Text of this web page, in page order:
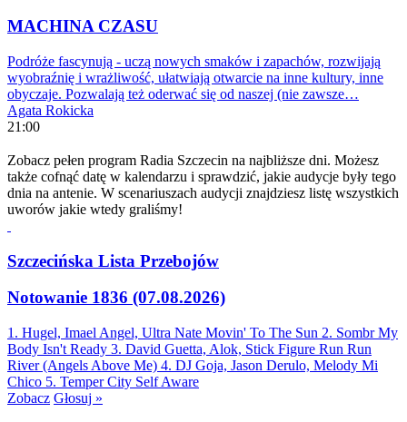
MACHINA CZASU
Podróże fascynują - uczą nowych smaków i zapachów, rozwijają
wyobraźnię i wrażliwość, ułatwiają otwarcie na inne kultury, inne
obyczaje. Pozwalają też oderwać się od naszej (nie zawsze…
Agata Rokicka
21:00
Zobacz pełen program Radia Szczecin na najbliższe dni. Możesz
także cofnąć datę w kalendarzu i sprawdzić, jakie audycje były tego
dnia na antenie. W scenariuszach audycji znajdziesz listę wszystkich
uworów jakie wtedy graliśmy!
Szczecińska Lista Przebojów
Notowanie 1836 (07.08.2026)
1. Hugel, Imael Angel, Ultra Nate Movin' To The Sun 2. Sombr My
Body Isn't Ready 3. David Guetta, Alok, Stick Figure Run Run
River (Angels Above Me) 4. DJ Goja, Jason Derulo, Melody Mi
Chico 5. Temper City Self Aware
Zobacz Głosuj »